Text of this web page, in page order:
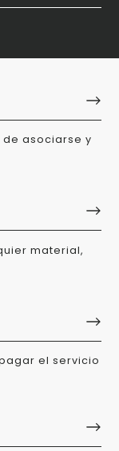
asociarse y
material,
el servicio